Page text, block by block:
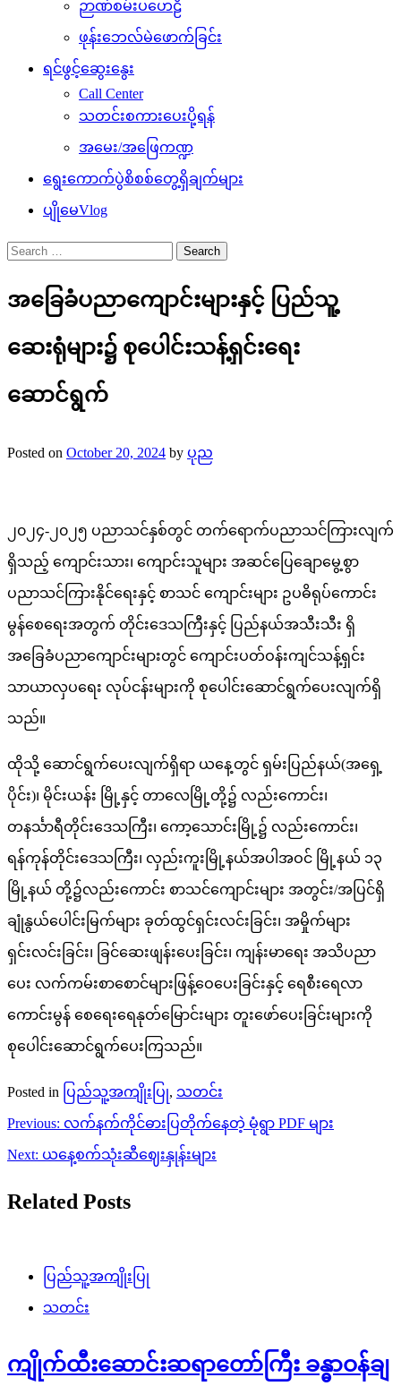
ဉာဏ်စမ်းပဟေဠိ
ဖုန်းဘေလ်မဲဖောက်ခြင်း
ရင်ဖွင့်ဆွေးနွေး
Call Center
သတင်းစကားပေးပို့ရန်
အမေး/အဖြေကဏ္ဍ
ရွေးကောက်ပွဲစိစစ်တွေ့ရှိချက်များ
ပျိုမေVlog
Search
for:
အခြေခံပညာကျောင်းများနှင့် ပြည်သူ့
ဆေးရုံများ၌ စုပေါင်းသန့်ရှင်းရေး
ဆောင်ရွက်
Posted on October 20, 2024 by ပုည
၂၀၂၄-၂၀၂၅ ပညာသင်နှစ်တွင် တက်ရောက်ပညာသင်ကြားလျက်
ရှိသည့် ကျောင်းသား၊ ကျောင်းသူများ အဆင်ပြေချောမွေ့စွာ
ပညာသင်ကြားနိုင်ရေးနှင့် စာသင် ကျောင်းများ ဥပဓိရုပ်ကောင်း
မွန်စေရေးအတွက် တိုင်းဒေသကြီးနှင့် ပြည်နယ်အသီးသီး ရှိ
အခြေခံပညာ‌ကျောင်းများတွင် ကျောင်းပတ်ဝန်းကျင်သန့်ရှင်း
သာယာလှပရေး လုပ်ငန်းများကို စုပေါင်းဆောင်ရွက်ပေးလျက်ရှိ
သည်။
ထိုသို့ ဆောင်ရွက်ပေးလျက်ရှိရာ ယနေ့တွင် ရှမ်းပြည်နယ်(အရှေ့
ပိုင်း)၊ မိုင်းယန်း မြို့နှင့် တာလေမြို့တို့၌ လည်းကောင်း၊
တနင်္သာရီတိုင်းဒေသကြီး၊ ကော့သောင်းမြို့၌ လည်းကောင်း၊
ရန်ကုန်တိုင်းဒေသကြီး၊ လှည်းကူးမြို့နယ်အပါအဝင် မြို့နယ် ၁၃
မြို့နယ် တို့၌လည်းကောင်း စာသင်ကျောင်းများ အတွင်း/အပြင်ရှိ
ချုံနွယ်ပေါင်းမြက်များ ခုတ်ထွင်ရှင်းလင်းခြင်း၊ အမှိုက်များ
ရှင်းလင်းခြင်း၊ ခြင်ဆေးဖျန်းပေးခြင်း၊ ကျန်းမာရေး အသိပညာ
ပေး လက်ကမ်းစာစောင်များဖြန့်ဝေပေးခြင်းနှင့် ရေစီးရေလာ
ကောင်းမွန် စေရေးရေနုတ်မြောင်းများ တူးဖော်ပေးခြင်းများကို
စုပေါင်းဆောင်ရွက်ပေးကြသည်။
Posted in ပြည်သူ့အကျိုးပြု, သတင်း
Post
navigation
Previous: လက်နက်ကိုင်ဓားပြတိုက်နေတဲ့ မုံရွာ PDF များ
Next: ယနေ့စက်သုံးဆီဈေးနှုန်းများ
Related Posts
ပြည်သူ့အကျိုးပြု
သတင်း
ကျိုက်ထီးဆောင်းဆရာတော်ကြီး ခန္ဓာဝန်ချ